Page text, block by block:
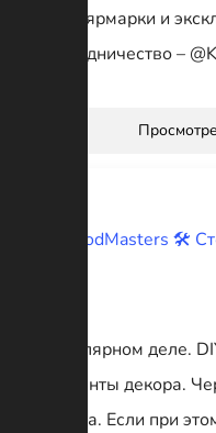
кино, ярмарки и
Сотрудничество –
О столярном деле.
элементы декора.
дерева. Если при